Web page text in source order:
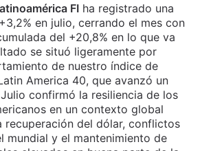
FI ha registrado una
en julio, cerrando el mes con
del +20,8% en lo que va
se situó ligeramente por
de nuestro índice de
America 40, que avanzó un
confirmó la resiliencia de los
en un contexto global
recuperación del dólar, conflictos
mundial y el mantenimiento de